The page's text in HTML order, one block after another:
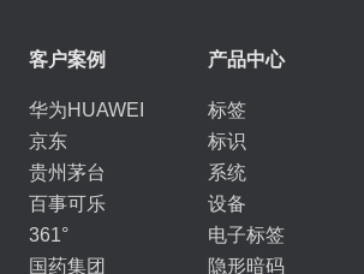
客户案例
华为HUAWEI
京东
贵州茅台
百事可乐
361°
国药集团
产品中心
标签
标识
系统
设备
电子标签
隐形暗码